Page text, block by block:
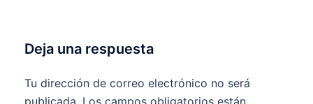
Deja una respuesta
Tu dirección de correo electrónico no será